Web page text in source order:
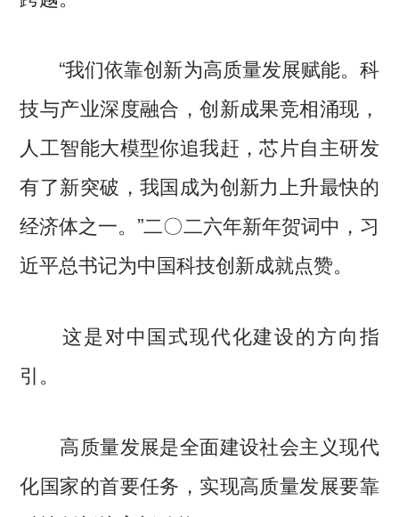
“我们依靠创新为高质量发展赋能。科
技与产业深度融合，创新成果竞相涌现，
人工智能大模型你追我赶，芯片自主研发
有了新突破，我国成为创新力上升最快的
经济体之一。”二〇二六年新年贺词中，习
近平总书记为中国科技创新成就点赞。
这是对中国式现代化建设的方向指
引。
高质量发展是全面建设社会主义现代
化国家的首要任务，实现高质量发展要靠